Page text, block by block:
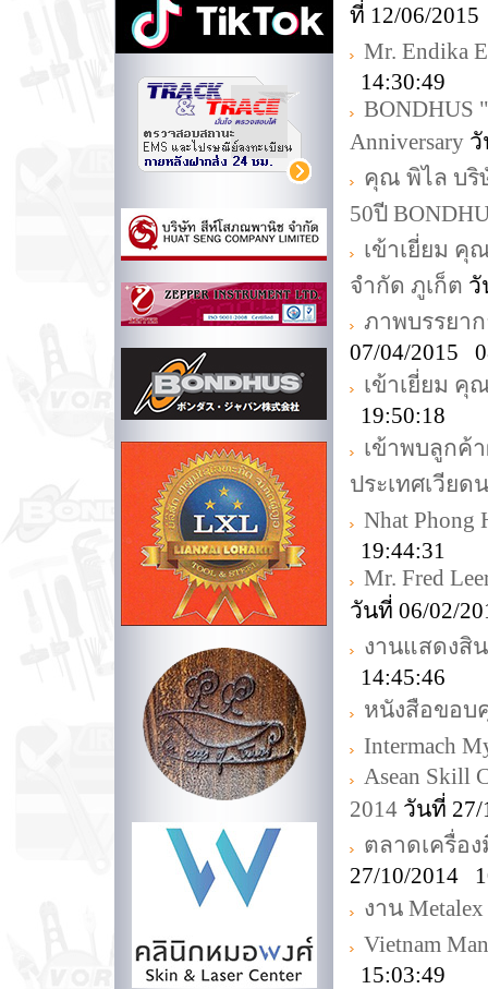
ที่ 12/06/
Mr. Endika
14:30:49
BONDHUS
Anniversary วั
คุณ พิไล บริ
50ปี
เข้าเยี่ยม คุ
จำกัด ภูเก็ต วั
ภาพบรรยาก
07/04/2015
เข้าเยี่ยม คุ
19:50:18
เข้าพบลูกค้
ประเทศเวียด
Nhat Phong
19:44:31
Mr. Fred
วันที่ 06/02/
งานแสดงสิ
14:45:46
หนังสือขอ
Intermach
Asean Skill
2014 วันที่ 27/
ตลาดเครื่อ
27/10/2014
งาน
Vietnam
15:03:49